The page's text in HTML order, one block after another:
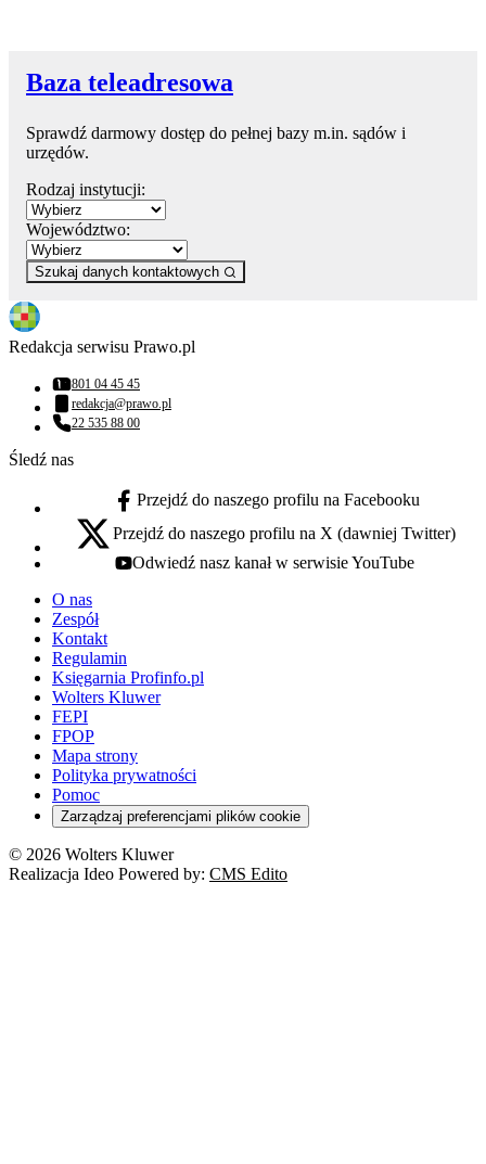
Baza teleadresowa
Sprawdź darmowy dostęp do pełnej bazy m.in. sądów i
urzędów.
Rodzaj instytucji:
Województwo:
Szukaj danych kontaktowych
Redakcja serwisu Prawo.pl
Numer telefonu:
801 04 45 45
Adres email:
redakcja@prawo.pl
Numer telefonu:
22 535 88 00
Śledź nas
facebook - otwiera się w nowej karcie
Przejdź do naszego profilu na Facebooku
x - otwiera się w nowej karcie
Przejdź do naszego profilu na X (dawniej Twitter)
youtube - otwiera się w nowej karcie
Odwiedź nasz kanał w serwisie YouTube
O nas
Zespół
Kontakt
Regulamin
Księgarnia Profinfo.pl
Wolters Kluwer
FEPI
FPOP
Mapa strony
Polityka prywatności
Pomoc
Zarządzaj preferencjami plików cookie
© 2026 Wolters Kluwer
Realizacja Ideo Powered by: CMS Edito